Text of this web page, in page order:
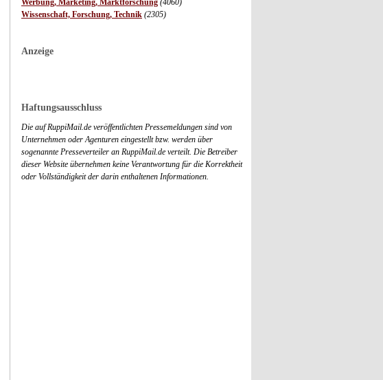
Werbung, Marketing, Marktforschung (4060)
Wissenschaft, Forschung, Technik (2305)
Anzeige
Haftungsausschluss
Die auf RuppiMail.de veröffentlichten Pressemeldungen sind von
Unternehmen oder Agenturen eingestellt bzw. werden über
sogenannte Presseverteiler an RuppiMail.de verteilt. Die Betreiber
dieser Website übernehmen keine Verantwortung für die Korrektheit
oder Vollständigkeit der darin enthaltenen Informationen.